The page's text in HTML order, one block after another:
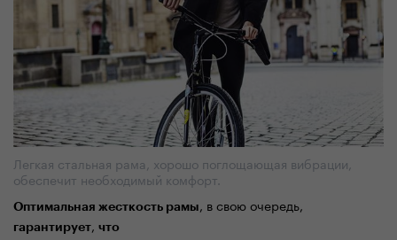
Легкая стальная рама, хорошо поглощающая вибрации,
обеспечит необходимый комфорт.
Оптимальная жесткость рамы, в свою очередь,
гарантирует, что